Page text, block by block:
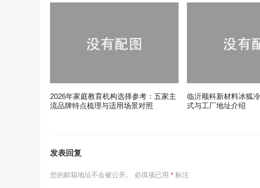
2026年家庭教育机构选择参考：五家主
流品牌特点梳理与适用场景对照
临沂顺科新材料冰狐
式与工厂地址介绍
发表回复
您的邮箱地址不会被公开。 必填项已用 * 标注